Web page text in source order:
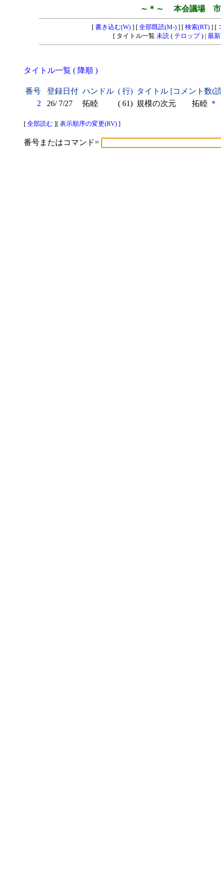
～＊～ 本会議場 市
[ 書き込む(W)] [ 全部既読(M-)] [ 検索(RT)] [
[ タイトル一覧 未読( テロップ) | 最新
タイトル一覧 ( 降順 )
番号 登録日付 ハンドル ( 行) タイトル [コメント数(
2
26/ 7/27 拓睦 ( 61) 規模の次元 拓睦 ＊
[ 全部読む ][ 表示順序の変更(RV) ]
番号またはコマンド=